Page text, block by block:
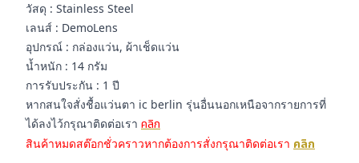
วัสดุ : Stainless Steel
เลนส์ : DemoLens
อุปกรณ์ : กล่องแว่น, ผ้าเช็ดแว่น
น้ำหนัก : 14 กรัม
การรับประกัน : 1 ปี
หากสนใจสั่งชื้อแว่นตา ic berlin รุ่นอื่นนอกเหนือจากรายการที่
ได้ลงไว้กรุณาติดต่อเรา คลิก
สินค้าหมดสต๊อกชั่วคราวหากต้องการสั่งกรุณาติดต่อเรา คลิก